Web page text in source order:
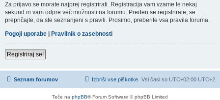
Za prijavo se morate najprej registrirati. Registracija vam vzame le nekaj
sekund in vam odpre več možnosti na forumu. Preden se registrirate, se
prepričajte, da ste seznanjeni s pravili. Prosimo, preberite vsa pravila foruma.
Pogoji uporabe | Pravilnik o zasebnosti
Registriraj se!
Seznam forumov Vsi časi so UTC+02:00 UTC+2
Izbriši vse piškotke
Teče na phpBB® Forum Software © phpBB Limited